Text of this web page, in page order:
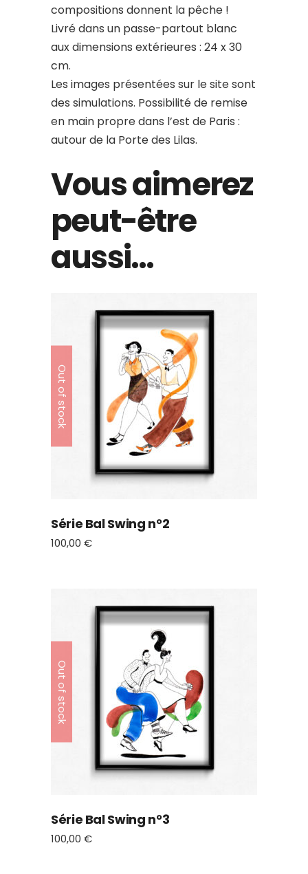
compositions donnent la pêche !
Livré dans un passe-partout blanc
aux dimensions extérieures : 24 x 30
cm.
Les images présentées sur le site sont
des simulations. Possibilité de remise
en main propre dans l’est de Paris :
autour de la Porte des Lilas.
Vous aimerez
peut-être
aussi…
Out of stock
Série Bal Swing n°2
100,00 €
Out of stock
Série Bal Swing n°3
100,00 €